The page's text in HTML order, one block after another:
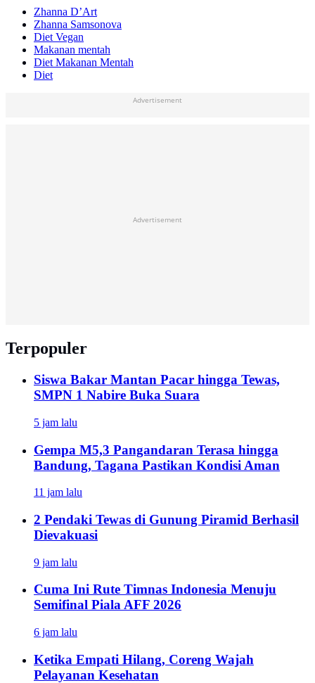
Zhanna D’Art
Zhanna Samsonova
Diet Vegan
Makanan mentah
Diet Makanan Mentah
Diet
Advertisement
Advertisement
Terpopuler
Siswa Bakar Mantan Pacar hingga Tewas,
SMPN 1 Nabire Buka Suara
5 jam lalu
Gempa M5,3 Pangandaran Terasa hingga
Bandung, Tagana Pastikan Kondisi Aman
11 jam lalu
2 Pendaki Tewas di Gunung Piramid Berhasil
Dievakuasi
9 jam lalu
Cuma Ini Rute Timnas Indonesia Menuju
Semifinal Piala AFF 2026
6 jam lalu
Ketika Empati Hilang, Coreng Wajah
Pelayanan Kesehatan